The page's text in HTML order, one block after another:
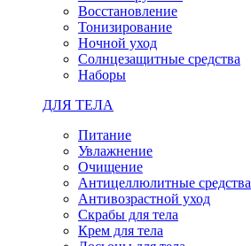
Восстановление
Тонизирование
Ночной уход
Солнцезащитные средства
Наборы
ДЛЯ ТЕЛА
Питание
Увлажнение
Очищение
Антицеллюлитные средства
Антивозрастной уход
Скрабы для тела
Крем для тела